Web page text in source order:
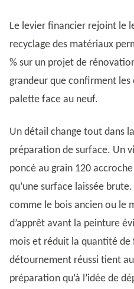
Le levier financier rejoint le
recyclage des matériaux
% sur un projet de
grandeur que confirment
palette face au neuf.
Un détail change tout dans
préparation de surface. Un
poncé au grain 120
qu’une surface laissée
comme le bois ancien ou le
d’apprêt avant la peinture
mois et réduit la quantité de
détournement réussi tient
préparation qu’à l’idée de